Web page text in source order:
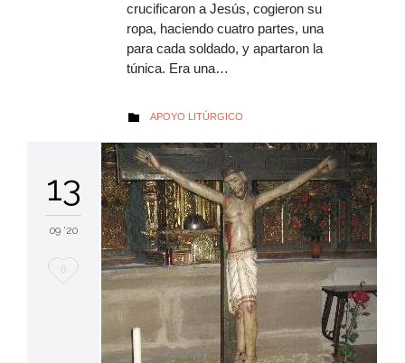
crucificaron a Jesús, cogieron su
ropa, haciendo cuatro partes, una
para cada soldado, y apartaron la
túnica. Era una…
 AUTOR
APOYO LITÚRGICO
13
09 '20
Me
0